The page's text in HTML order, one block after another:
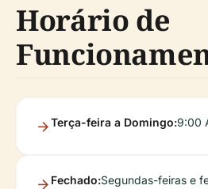
Horário de
Terça-feira a Domingo:9:00
Fechado:Segundas-feiras e